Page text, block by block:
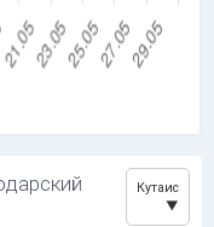
Кутаис